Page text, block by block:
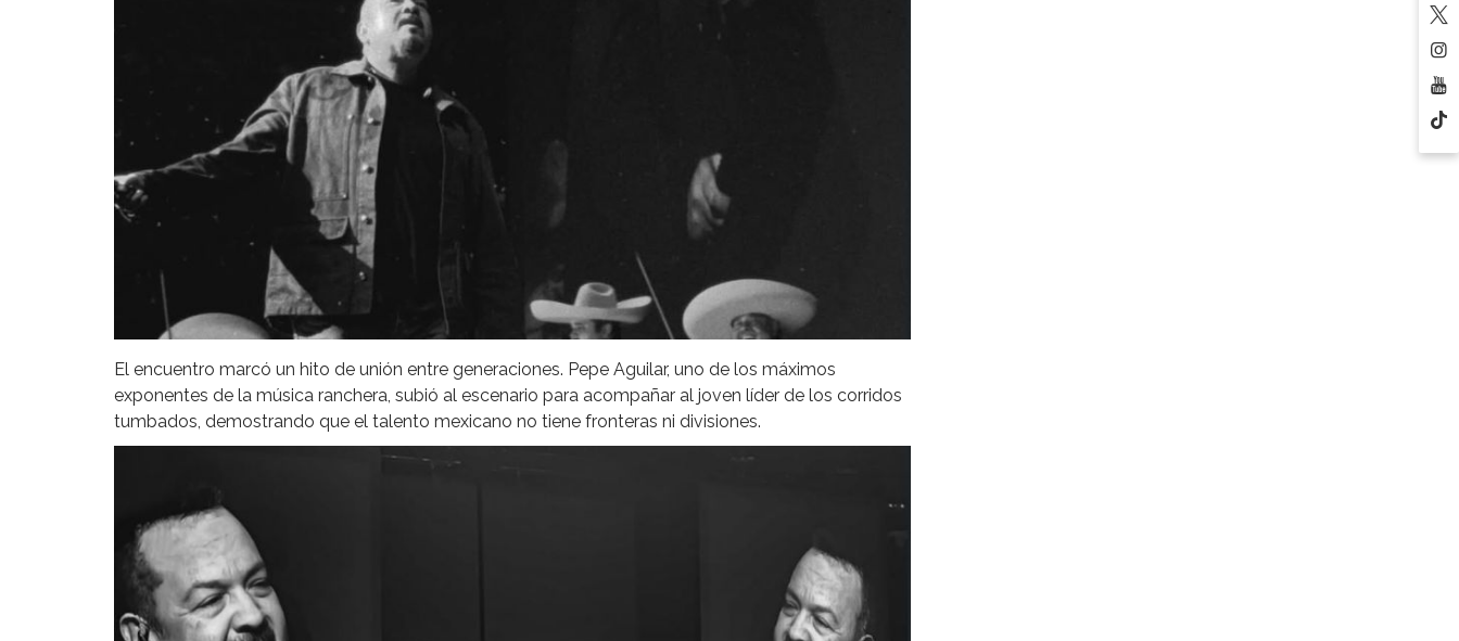
El encuentro marcó un hito de unión entre generaciones. Pepe Aguilar, uno de los máximos
exponentes de la música ranchera, subió al escenario para acompañar al joven líder de los corridos
tumbados, demostrando que el talento mexicano no tiene fronteras ni divisiones.